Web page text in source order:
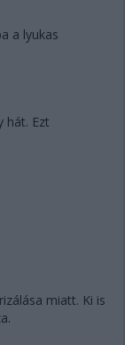
a lyukas
hát. Ezt
miatt. Ki is